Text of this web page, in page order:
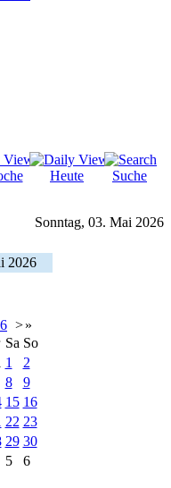
Heute Suche
Sonntag, 03. Mai 2026
2026
>»
Sa So
1
2
8
9
15 16
22 23
29 30
5 6